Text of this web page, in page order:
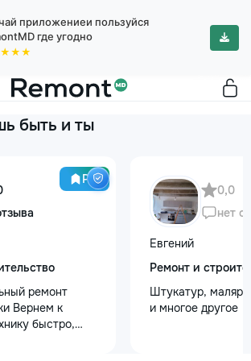
приложениеи пользуйся
где угодно
быть и ты
Pro
ремонт
Вернем к
быстро,
0,0
нет
Евгений
Ремонт и
Штукатур, маляр ,
и многое другое